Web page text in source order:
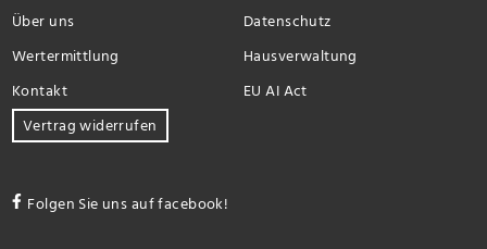
Über uns
Datenschutz
Wertermittlung
Hausverwaltung
Kontakt
EU AI Act
Vertrag widerrufen
Folgen Sie uns auf facebook!